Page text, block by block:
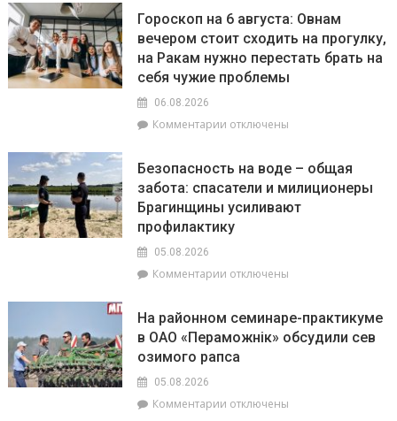
проводит
конкурс,
посвящённый
110-
милиции
Гороскоп на 6 августа: Овнам
вечером стоит сходить на прогулку,
на Ракам нужно перестать брать на
себя чужие проблемы
06.08.2026
Комментарии к
на
6
августа:
Овнам
сходить
на
Ракам
нужно
на
отключены
Безопасность на воде – общая
забота: спасатели и милиционеры
Брагинщины усиливают
профилактику
05.08.2026
Комментарии к
на
воде
–
спасатели
отключены
На районном семинаре-практикуме
в ОАО «Пераможнік» обсудили сев
озимого рапса
05.08.2026
Комментарии котключены